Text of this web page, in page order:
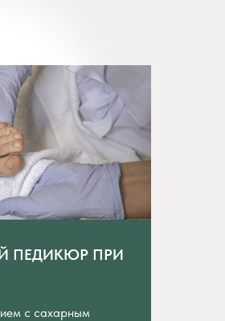
ПЕДИКЮР ПРИ
с сахарным